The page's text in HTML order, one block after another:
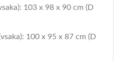
103 x 98 x 90 cm (D
100 x 95 x 87 cm (D